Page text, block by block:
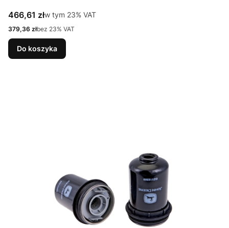
Cena brutto
466,61 złw tym %s VAT
w tym 23% VAT
Cena netto
379,36 złbez 23% VAT
Do koszyka